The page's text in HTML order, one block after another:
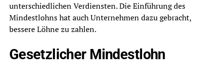
unterschiedlichen Verdiensten. Die Einführung des
Mindestlohns hat auch Unternehmen dazu gebracht,
bessere Löhne zu zahlen.
Gesetzlicher Mindestlohn